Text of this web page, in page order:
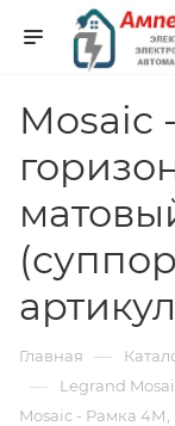
Mosaic
Главная —
— Legrand
Mosaic - Рамка 4М,